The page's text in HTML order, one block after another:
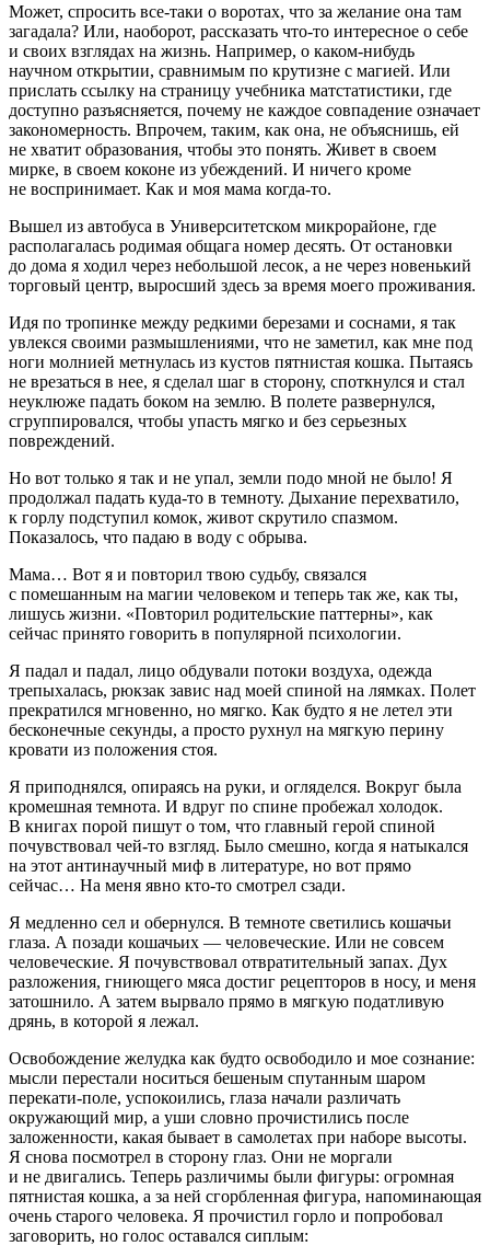
Может, спросить все-таки о воротах, что за желание она там
загадала? Или, наоборот, рассказать что-то интересное о себе
и своих взглядах на жизнь. Например, о каком-нибудь
научном открытии, сравнимым по крутизне с магией. Или
прислать ссылку на страницу учебника матстатистики, где
доступно разъясняется, почему не каждое совпадение означает
закономерность. Впрочем, таким, как она, не объяснишь, ей
не хватит образования, чтобы это понять. Живет в своем
мирке, в своем коконе из убеждений. И ничего кроме
не воспринимает. Как и моя мама когда-то.
Вышел из автобуса в Университетском микрорайоне, где
располагалась родимая общага номер десять. От остановки
до дома я ходил через небольшой лесок, а не через новенький
торговый центр, выросший здесь за время моего проживания.
Идя по тропинке между редкими березами и соснами, я так
увлекся своими размышлениями, что не заметил, как мне под
ноги молнией метнулась из кустов пятнистая кошка. Пытаясь
не врезаться в нее, я сделал шаг в сторону, споткнулся и стал
неуклюже падать боком на землю. В полете развернулся,
сгруппировался, чтобы упасть мягко и без серьезных
повреждений.
Но вот только я так и не упал, земли подо мной не было! Я
продолжал падать куда-то в темноту. Дыхание перехватило,
к горлу подступил комок, живот скрутило спазмом.
Показалось, что падаю в воду с обрыва.
Мама… Вот я и повторил твою судьбу, связался
с помешанным на магии человеком и теперь так же, как ты,
лишусь жизни. «Повторил родительские паттерны», как
сейчас принято говорить в популярной психологии.
Я падал и падал, лицо обдували потоки воздуха, одежда
трепыхалась, рюкзак завис над моей спиной на лямках. Полет
прекратился мгновенно, но мягко. Как будто я не летел эти
бесконечные секунды, а просто рухнул на мягкую перину
кровати из положения стоя.
Я приподнялся, опираясь на руки, и огляделся. Вокруг была
кромешная темнота. И вдруг по спине пробежал холодок.
В книгах порой пишут о том, что главный герой спиной
почувствовал чей-то взгляд. Было смешно, когда я натыкался
на этот антинаучный миф в литературе, но вот прямо
сейчас… На меня явно кто-то смотрел сзади.
Я медленно сел и обернулся. В темноте светились кошачьи
глаза. А позади кошачьих — человеческие. Или не совсем
человеческие. Я почувствовал отвратительный запах. Дух
разложения, гниющего мяса достиг рецепторов в носу, и меня
затошнило. А затем вырвало прямо в мягкую податливую
дрянь, в которой я лежал.
Освобождение желудка как будто освободило и мое сознание:
мысли перестали носиться бешеным спутанным шаром
перекати-поле, успокоились, глаза начали различать
окружающий мир, а уши словно прочистились после
заложенности, какая бывает в самолетах при наборе высоты.
Я снова посмотрел в сторону глаз. Они не моргали
и не двигались. Теперь различимы были фигуры: огромная
пятнистая кошка, а за ней сгорбленная фигура, напоминающая
очень старого человека. Я прочистил горло и попробовал
заговорить, но голос оставался сиплым: